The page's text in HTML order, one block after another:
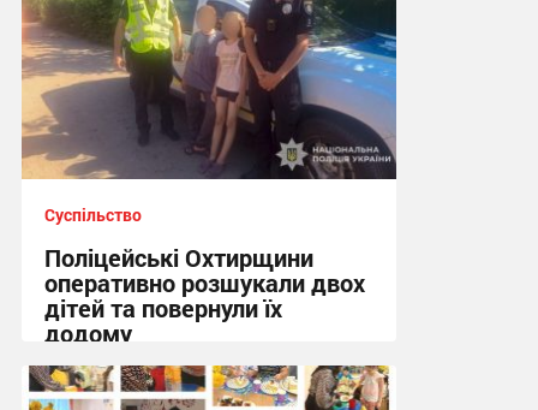
Суспільство
Поліцейські Охтирщини
оперативно розшукали двох
дітей та повернули їх
додому
10:19, 5.08.2026